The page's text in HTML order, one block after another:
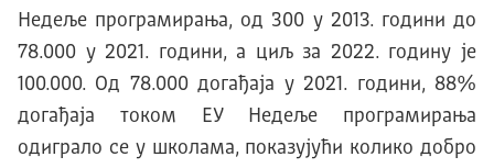
Недеље програмирања, од 300 у 2013. години до
78.000 у 2021. години, а циљ за 2022. годину је
100.000. Од 78.000 догађаја у 2021. години, 88%
догађаја током ЕУ Недеље програмирања
одиграло се у школама, показујући колико добро